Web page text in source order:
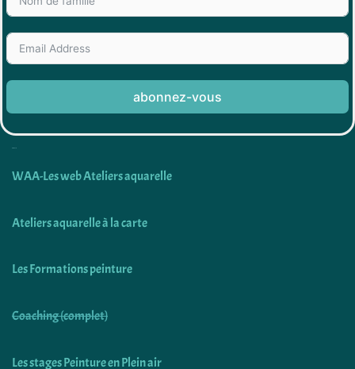
abonnez-vous
WAA-Les web Ateliers aquarelle
Ateliers aquarelle à la carte
Les Formations peinture
Coaching (complet)
Les stages Peinture en Plein air